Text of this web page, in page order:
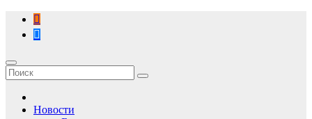
Перейти
содержимому
Новости